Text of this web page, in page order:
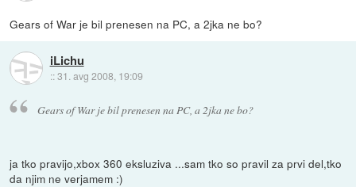
Gears of War je bil prenesen na PC, a 2jka ne bo?
iLichu
::31. avg 2008, 19:09
Gears of War je bil prenesen na PC, a 2jka ne bo?
ja tko pravijo,xbox 360 eksluziva ...sam tko so pravil za prvi del,tko
da njim ne verjamem :)